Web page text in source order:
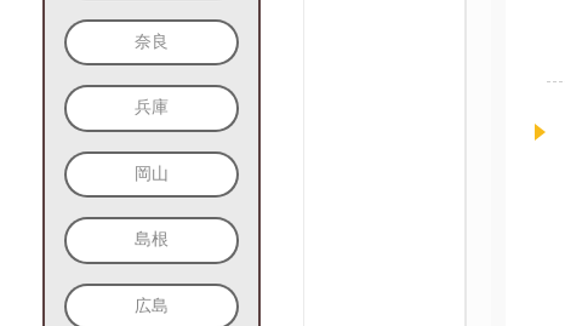
奈良
兵庫
岡山
島根
広島